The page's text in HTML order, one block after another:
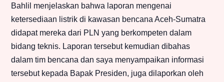
Bahlil menjelaskan bahwa laporan mengenai
ketersediaan listrik di kawasan bencana Aceh-Sumatra
didapat mereka dari PLN yang berkompeten dalam
bidang teknis. Laporan tersebut kemudian dibahas
dalam tim bencana dan saya menyampaikan informasi
tersebut kepada Bapak Presiden, juga dilaporkan oleh